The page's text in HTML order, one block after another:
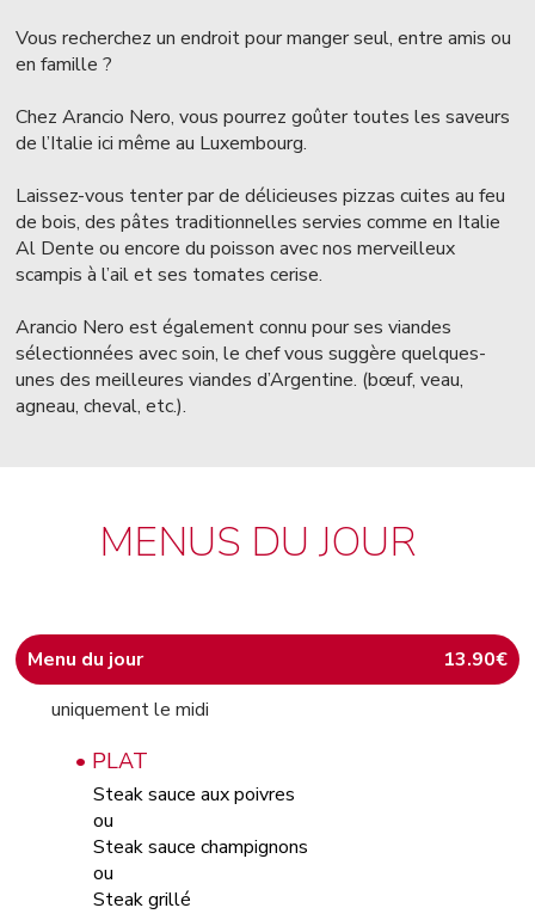
Vous recherchez un endroit pour manger seul, entre amis ou
en famille ?
Chez Arancio Nero, vous pourrez goûter toutes les saveurs
de l’Italie ici même au Luxembourg.
Laissez-vous tenter par de délicieuses pizzas cuites au feu
de bois, des pâtes traditionnelles servies comme en Italie
Al Dente ou encore du poisson avec nos merveilleux
scampis à l’ail et ses tomates cerise.
Arancio Nero est également connu pour ses viandes
sélectionnées avec soin, le chef vous suggère quelques-
unes des meilleures viandes d’Argentine. (bœuf, veau,
agneau, cheval, etc.).
MENUS DU JOUR
Menu du jour
13.90€
uniquement le midi
• PLAT
Steak sauce aux poivres
ou
Steak sauce champignons
ou
Steak grillé